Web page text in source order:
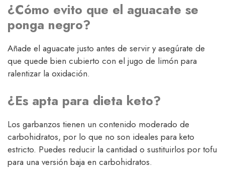
¿Cómo evito que el aguacate se
ponga negro?
Añade el aguacate justo antes de servir y asegúrate de
que quede bien cubierto con el jugo de limón para
ralentizar la oxidación.
¿Es apta para dieta keto?
Los garbanzos tienen un contenido moderado de
carbohidratos, por lo que no son ideales para keto
estricto. Puedes reducir la cantidad o sustituirlos por tofu
para una versión baja en carbohidratos.